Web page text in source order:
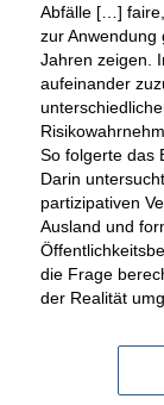
Abfälle […]
zur Anwendung
Jahren zeigen.
aufeinander
So folgerte das
Darin
partizipativen
Ausland und
die Frage
der Realität